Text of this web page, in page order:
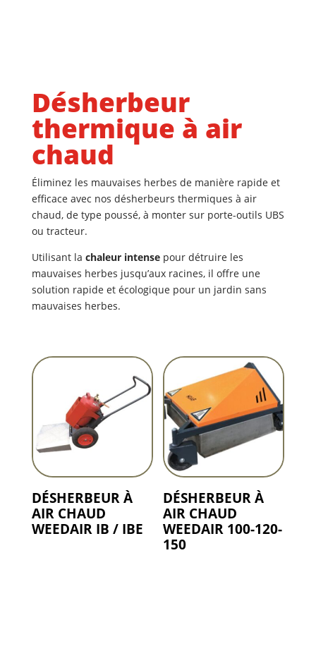
Désherbeur
thermique à air
chaud
Éliminez les mauvaises herbes de manière rapide et
efficace avec nos désherbeurs thermiques à air
chaud, de type poussé, à monter sur porte-outils UBS
ou tracteur.
Utilisant la chaleur intensepour détruire les
mauvaises herbes jusqu’aux racines, il offre une
solution rapide et écologique pour un jardin sans
mauvaises herbes.
DÉSHERBEUR À
AIR CHAUD
WEEDAIR IB / IBE
DÉSHERBEUR À
AIR CHAUD
WEEDAIR 100-120-
150